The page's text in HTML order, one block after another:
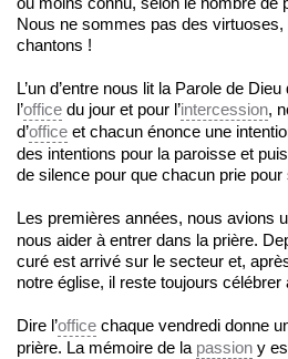
Nous ne sommes pas des
chantons !
L’un d’entre nous lit la Parole de
l’office du jour et pour l’intercession,
d’office et chacun énonce une
des intentions pour la paroisse et
de silence pour que chacun prie
Les premières années, nous avions
nous aider à entrer dans la prière.
curé est arrivé sur le secteur et,
notre église, il reste toujours célébrer
Dire l’office chaque vendredi donne
prière. La mémoire de la passion y